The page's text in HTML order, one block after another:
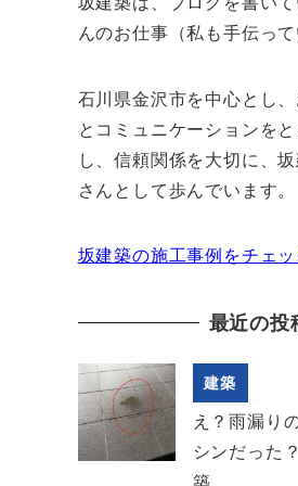
んのお仕事（私も手伝って
石川県金沢市を中心とし
とコミュニケーションを
し、信頼関係を大切に、
さんとして歩んでいます。
坂建築の施工事例をチェ
最近の投
建築
え？雨漏り
シンだった
築